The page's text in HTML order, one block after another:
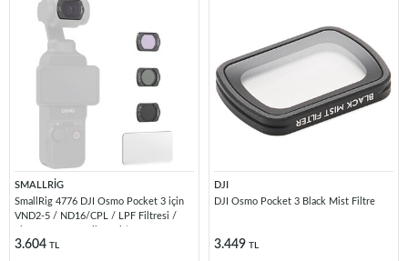
SMALLRİG
SmallRig 4776 DJI Osmo Pocket 3 için
VND2-5 / ND16/CPL / LPF Filtresi /
3.604 TL
DJI
DJI Osmo Pocket 3 Black Mist Filtre
3.449 TL